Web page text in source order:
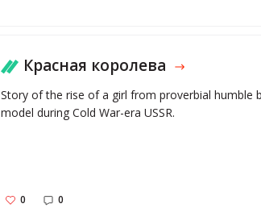
Красная королева
Story of the rise of a girl from proverbial humble
model during Cold War-era USSR.
0 0